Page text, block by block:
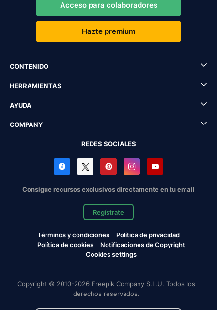
Acceso para colaboradores
Hazte premium
CONTENIDO
HERRAMIENTAS
AYUDA
COMPANY
REDES SOCIALES
Consigue recursos exclusivos directamente en tu email
Regístrate
Términos y condiciones
Política de privacidad
Política de cookies
Notificaciones de Copyright
Cookies settings
Copyright © 2010-2026 Freepik Company S.L.U. Todos los
derechos reservados.